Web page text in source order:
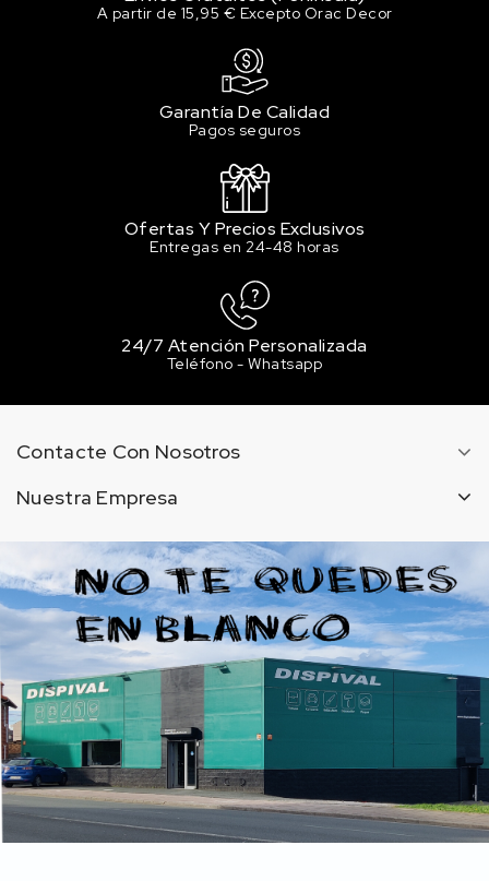
A partir de 15,95 € Excepto Orac Decor
Garantía De Calidad
Pagos seguros
Ofertas Y Precios Exclusivos
Entregas en 24-48 horas
24/7 Atención Personalizada
Teléfono - Whatsapp
Contacte Con Nosotros
Nuestra Empresa